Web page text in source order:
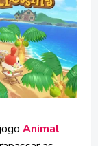
Animal